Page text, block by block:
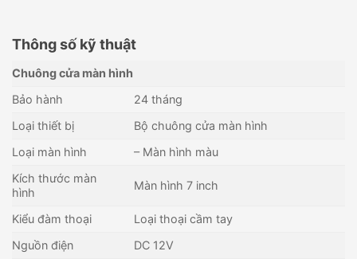
Thông số kỹ thuật
Chuông cửa màn hình
Bảo hành
24 tháng
Loại thiết bị
Bộ chuông cửa màn hình
Loại màn hình
– Màn hình màu
Kích thước màn
hình
Màn hình 7 inch
Kiểu đàm thoại
Loại thoại cầm tay
Nguồn điện
DC 12V